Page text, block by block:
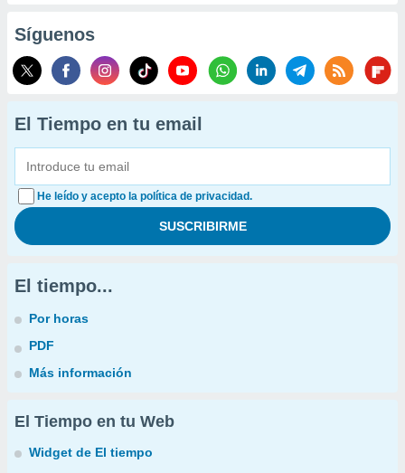
Síguenos
El Tiempo en tu email
He leído y acepto la política de privacidad.
El tiempo...
Por horas
PDF
Más información
El Tiempo en tu Web
Widget de El tiempo